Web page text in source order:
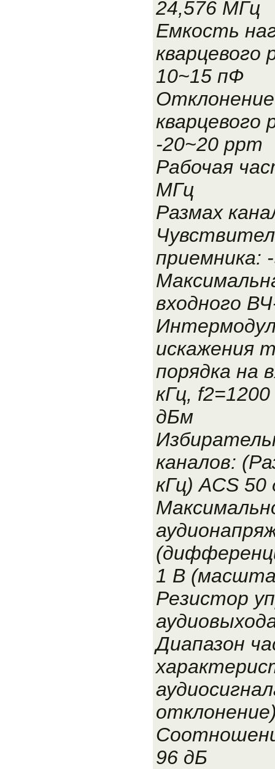
24,576 МГц
Емкость
кварцевого
10~15 пФ
кварцевого
-20~20 ppm
Рабочая
МГц
Размах
приемника:
входного
искажения
порядка на
кГц,
дБм
каналов:
кГц) ACS 50
1 В
Резистор
Диапазон
96 дБ